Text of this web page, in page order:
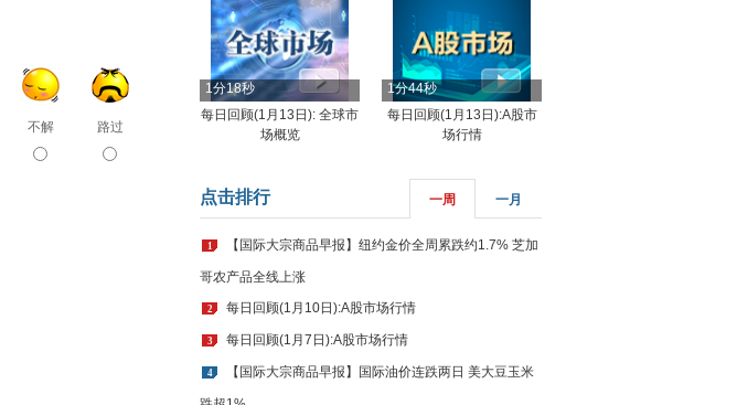
不解 路过
1分18秒
每日回顾(1月13日): 全球市
场概览
1分44秒
每日回顾(1月13日):A股市
场行情
点击排行 一周 一月
1 【国际大宗商品早报】纽约金价全周累跌约1.7% 芝加
哥农产品全线上涨
2 每日回顾(1月10日):A股市场行情
3 每日回顾(1月7日):A股市场行情
4 【国际大宗商品早报】国际油价连跌两日 美大豆玉米